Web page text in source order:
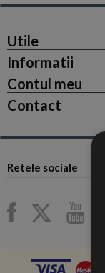
Utile
Informatii
Contul meu
Contact
Retele sociale